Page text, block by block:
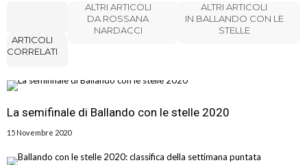
ARTICOLI
CORRELATI
ALTRI ARTICOLI
DA ROSSANA
NARDACCI
ALTRI ARTICOLI
IN BALLANDO CON LE
STELLE
La semifinale di Ballando con le stelle 2020
15 Novembre 2020